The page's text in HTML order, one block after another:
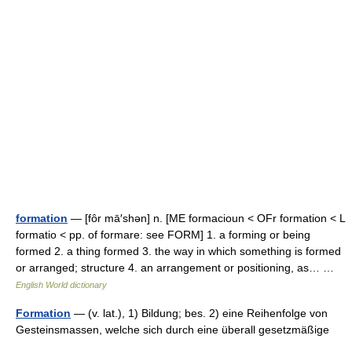
formation — [fôr mā′shən] n. [ME formacioun < OFr formation < L
formatio < pp. of formare: see FORM] 1. a forming or being
formed 2. a thing formed 3. the way in which something is formed
or arranged; structure 4. an arrangement or positioning, as… …
English World dictionary
Formation — (v. lat.), 1) Bildung; bes. 2) eine Reihenfolge von
Gesteinsmassen, welche sich durch eine überall gesetzmäßige